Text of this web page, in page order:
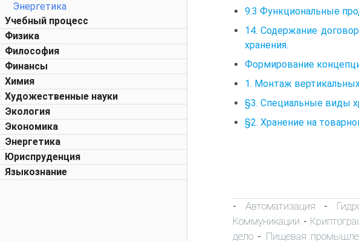
Энергетика
Учебный процесс
Физика
Философия
Финансы
Химия
Художественные науки
Экология
Экономика
Энергетика
Юриспруденция
Языкознание
9.3 Функциональные
14. Содержание
хранения.
Формирование
1. Монтаж
§3. Специальные виды
§2. Хранение на
- Автоматизация -
Коммуникации -
дело - Пищевая